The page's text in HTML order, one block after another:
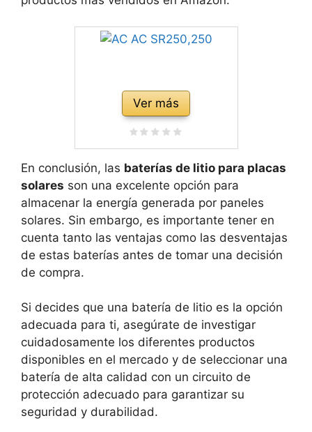
Ver más
En conclusión, las baterías de litio para placas
solares son una excelente opción para
almacenar la energía generada por paneles
solares. Sin embargo, es importante tener en
cuenta tanto las ventajas como las desventajas
de estas baterías antes de tomar una decisión
de compra.
Si decides que una batería de litio es la opción
adecuada para ti, asegúrate de investigar
cuidadosamente los diferentes productos
disponibles en el mercado y de seleccionar una
batería de alta calidad con un circuito de
protección adecuado para garantizar su
seguridad y durabilidad.